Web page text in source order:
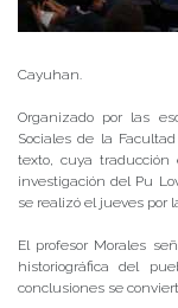
Cayuhan.
Organizado por las
Sociales de la
texto, cuya traducción
investigación del Pu
se realizó el jueves por
El profesor Morales
historiográfica del
conclusiones se